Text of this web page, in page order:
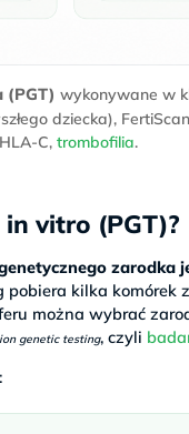
(PGT) wykonywane w
dziecka),
HLA-C, trombofilia.
vitro (PGT)?
zarodka
kilka komórek
można wybrać
genetic testing, czyli